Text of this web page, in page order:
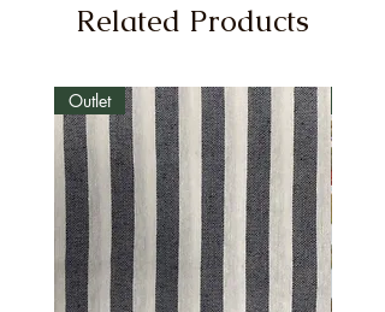
Related Products
Outlet